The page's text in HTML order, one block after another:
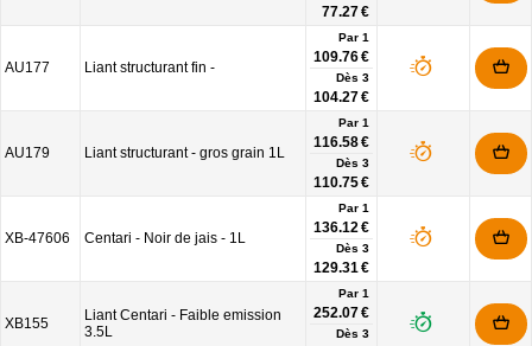
77.27 €
AU177 Liant structurant fin -
Par 1
109.76 €
Dès 3
104.27 €
AU179 Liant structurant - gros grain 1L
Par 1
116.58 €
Dès 3
110.75 €
XB-47606 Centari - Noir de jais - 1L
Par 1
136.12 €
Dès 3
129.31 €
XB155
Liant Centari - Faible emission
3.5L
Par 1
252.07 €
Dès 3